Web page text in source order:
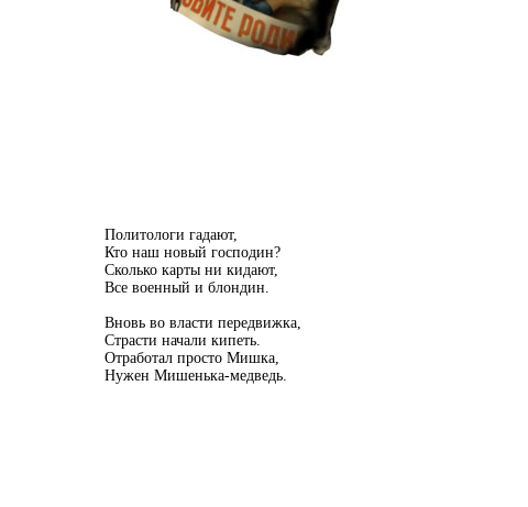
Политологи гадают,
Кто наш новый господин?
Сколько карты ни кидают,
Все военный и блондин.
Вновь во власти передвижка,
Страсти начали кипеть.
Отработал просто Мишка,
Нужен Мишенька-медведь.